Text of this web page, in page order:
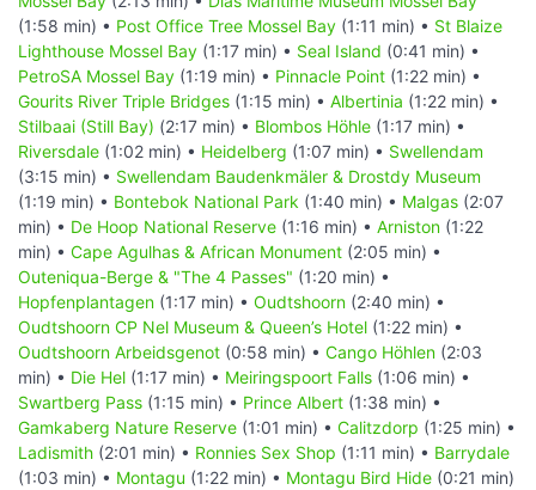
(1:58 min) • Post Office Tree Mossel Bay (1:11 min) • St Blaize
Lighthouse Mossel Bay (1:17 min) • Seal Island (0:41 min) •
PetroSA Mossel Bay (1:19 min) • Pinnacle Point (1:22 min) •
Gourits River Triple Bridges (1:15 min) • Albertinia (1:22 min) •
Stilbaai (Still Bay) (2:17 min) • Blombos Höhle (1:17 min) •
Riversdale (1:02 min) • Heidelberg (1:07 min) • Swellendam
(3:15 min) • Swellendam Baudenkmäler & Drostdy Museum
(1:19 min) • Bontebok National Park (1:40 min) • Malgas (2:07
min) • De Hoop National Reserve (1:16 min) • Arniston (1:22
min) • Cape Agulhas & African Monument (2:05 min) •
Outeniqua-Berge & "The 4 Passes" (1:20 min) •
Hopfenplantagen (1:17 min) • Oudtshoorn (2:40 min) •
Oudtshoorn CP Nel Museum & Queen’s Hotel (1:22 min) •
Oudtshoorn Arbeidsgenot (0:58 min) • Cango Höhlen (2:03
min) • Die Hel (1:17 min) • Meiringspoort Falls (1:06 min) •
Swartberg Pass (1:15 min) • Prince Albert (1:38 min) •
Gamkaberg Nature Reserve (1:01 min) • Calitzdorp (1:25 min) •
Ladismith (2:01 min) • Ronnies Sex Shop (1:11 min) • Barrydale
(1:03 min) • Montagu (1:22 min) • Montagu Bird Hide (0:21 min)